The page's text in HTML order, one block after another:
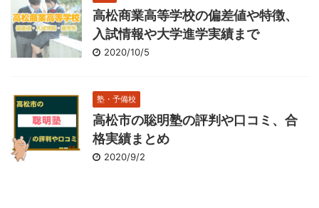
高松商業高等学校の偏差値や特徴、
入試情報や大学進学実績まで
2020/10/5
塾・予備校
高松市の聡明塾の評判や口コミ、合
格実績まとめ
2020/9/2